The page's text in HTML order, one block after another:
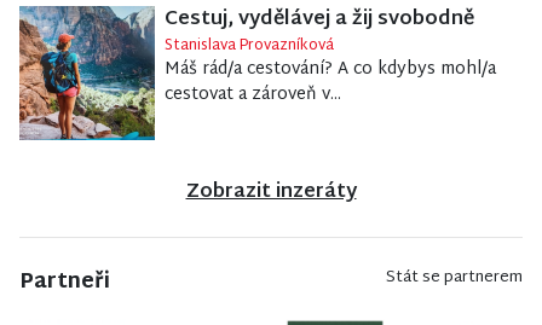
Cestuj, vydělávej a žij svobodně
Stanislava Provazníková
Máš rád/a cestování? A co kdybys mohl/a
cestovat a zároveň v...
Zobrazit inzeráty
Partneři Stát se partnerem